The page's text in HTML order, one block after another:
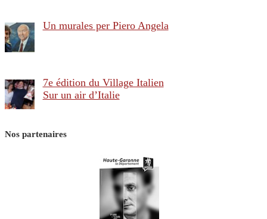
Un murales per Piero Angela
7e édition du Village Italien
Sur un air d’Italie
Nos partenaires